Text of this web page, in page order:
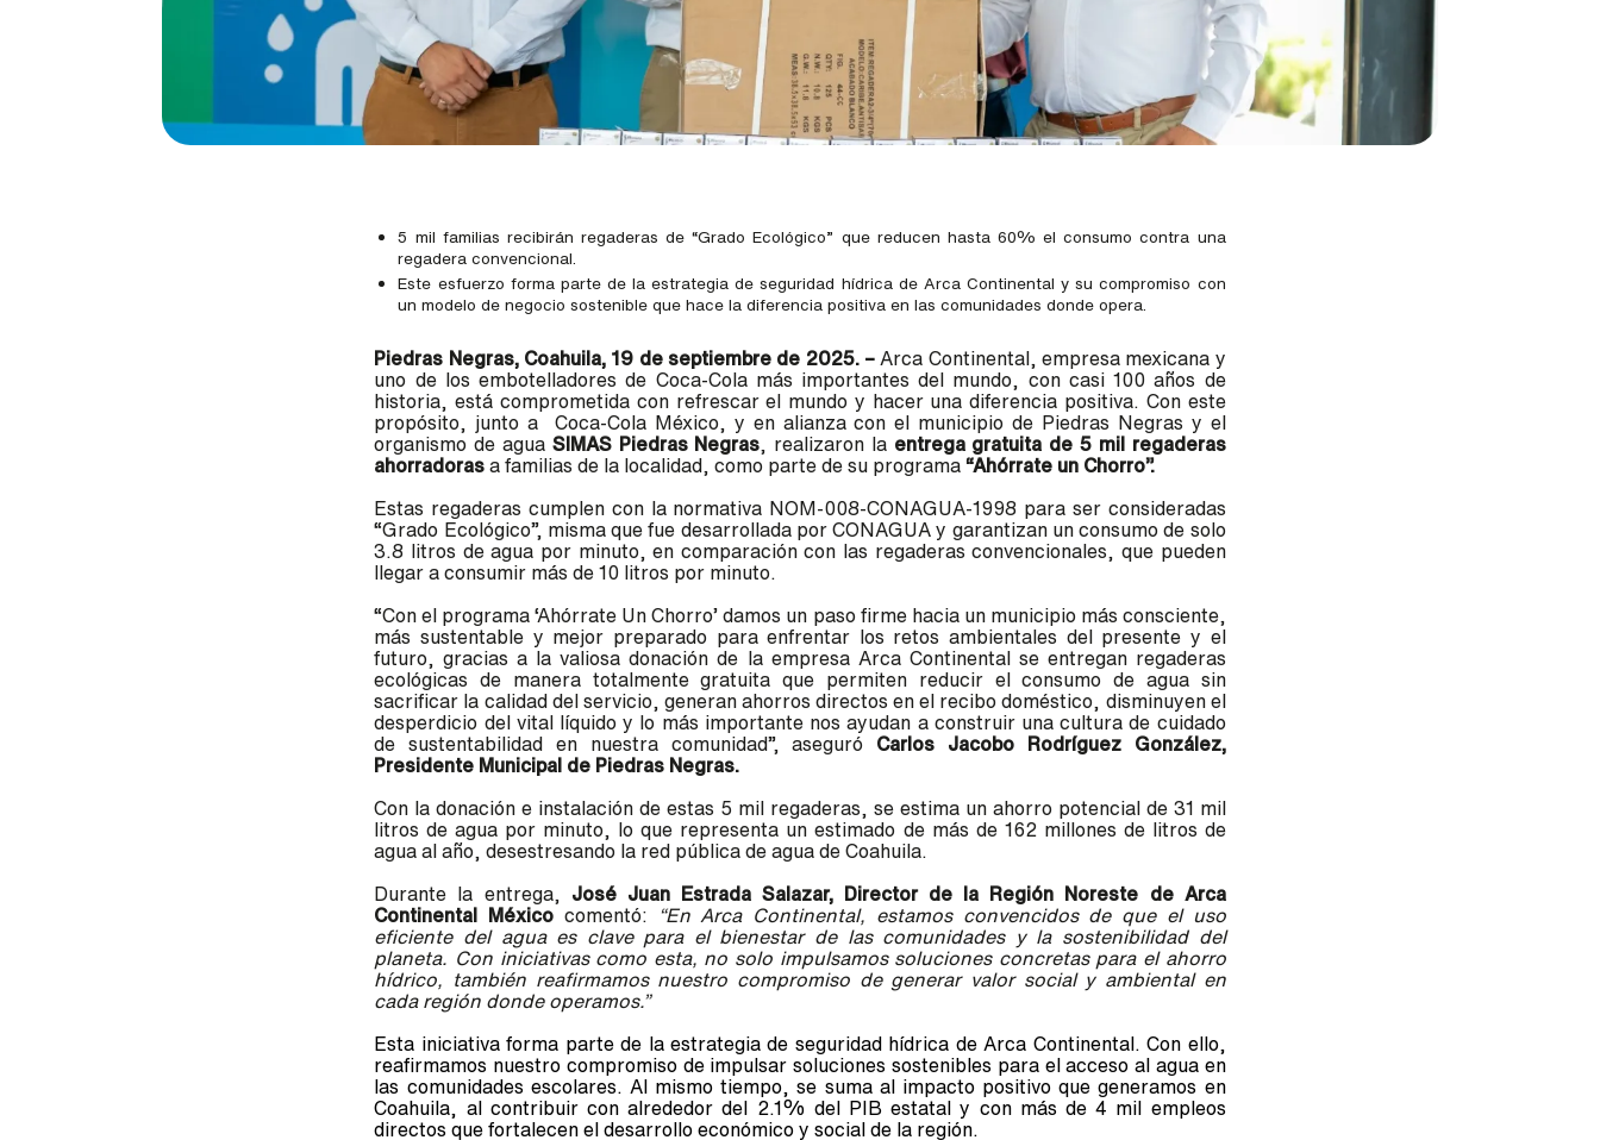
5 mil familias recibirán regaderas de “Grado Ecológico” que reducen hasta 60% el consumo contra una
regadera convencional.
Este esfuerzo forma parte de la estrategia de seguridad hídrica de Arca Continental y su compromiso con
un modelo de negocio sostenible que hace la diferencia positiva en las comunidades donde opera.
Piedras Negras, Coahuila, 19 de septiembre de 2025. – Arca Continental, empresa mexicana y
uno de los embotelladores de Coca-Cola más importantes del mundo, con casi 100 años de
historia, está comprometida con refrescar el mundo y hacer una diferencia positiva.
Con este
propósito, junto a
Coca-Cola México, y en alianza con el municipio de Piedras Negras y el
organismo de agua SIMAS Piedras Negras , realizaron la entrega gratuita de 5 mil regaderas
ahorradorasa familias de la localidad, como parte de su programa“Ahórrate un Chorro”.
Estas regaderas cumplen con la normativa NOM-008-CONAGUA-1998 para ser consideradas
“Grado Ecológico”, misma que fue desarrollada por CONAGUA y garantizan un consumo de solo
3.8 litros de agua por minuto, en comparación con las regaderas convencionales, que pueden
llegar a consumir más de 10 litros por minuto.
“Con el programa ‘Ahórrate Un Chorro’ damos un paso firme hacia un municipio más consciente,
más sustentable y mejor preparado para enfrentar los retos ambientales del presente y el
futuro, gracias a la valiosa donación de la empresa Arca Continental se entregan regaderas
ecológicas de manera totalmente gratuita que permiten reducir el consumo de agua sin
sacrificar la calidad del servicio, generan ahorros directos en el recibo doméstico, disminuyen el
desperdicio del vital líquido y lo más importante nos ayudan a construir una cultura de cuidado
de sustentabilidad en nuestra comunidad”, aseguró Carlos Jacobo Rodríguez González,
Presidente Municipal de Piedras Negras.
Con la donación e instalación de estas 5 mil regaderas, se estima un ahorro potencial de 31 mil
litros de agua por minuto, lo que representa un estimado de más de 162 millones de litros de
agua al año, desestresando la red pública de agua de Coahuila.
Durante la entrega, José Juan Estrada Salazar, Director de la Región Noreste de Arca
Continental México comentó:
“En Arca Continental, estamos convencidos de que el uso
eficiente del agua es clave para el bienestar de las comunidades y la sostenibilidad del
planeta. Con iniciativas como esta, no solo impulsamos soluciones concretas para el ahorro
hídrico, también reafirmamos nuestro compromiso de generar valor social y ambiental en
cada región donde operamos.”
Esta iniciativa forma parte de la estrategia de seguridad hídrica de Arca Continental. Con ello,
reafirmamos nuestro compromiso de impulsar soluciones sostenibles para el acceso al agua en
las comunidades escolares. Al mismo tiempo, se suma al impacto positivo que generamos en
Coahuila, al contribuir con alrededor del 2.1% del PIB estatal y con más de 4 mil empleos
directos que fortalecen el desarrollo económico y social de la región.